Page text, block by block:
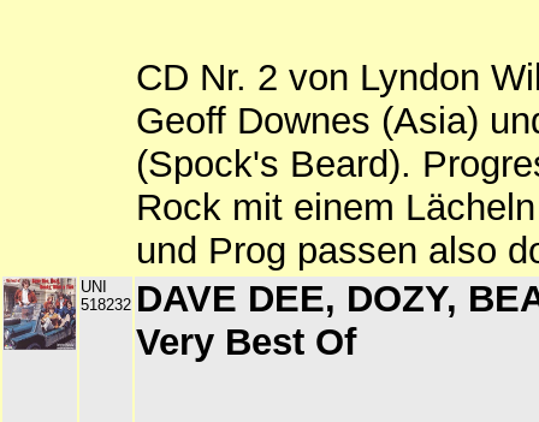
CD Nr. 2 von Lyndon
Geoff Downes (Asia)
(Spock's Beard).
Rock mit einem
und Prog passen also
UNI
518232 DAVE DEE, DOZY,
Very Best Of